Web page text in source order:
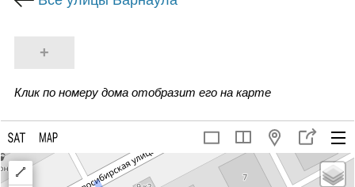
+
Клик по номеру дома отобразит его на карте
Draw